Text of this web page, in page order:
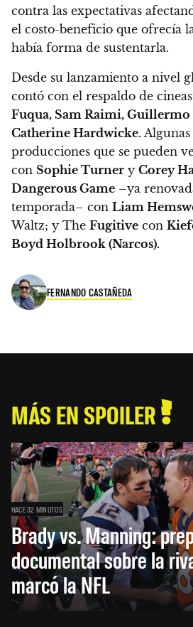
contra las expectativas
el costo-beneficio que ofrecía
había forma de sustentarla.
Desde su lanzamiento a nivel
contó con el respaldo de
Fuqua, Sam Raimi,
Catherine Hardwicke. Algunas
producciones que se pueden
con Sophie Turner y Corey
Dangerous Game –ya
temporada– con Liam
Waltz; y The Fugitive con
Boyd Holbrook (Narcos).
FERNANDO CASTAÑEDA
MÁS EN SPOILER
HACE 32 MINUTOS
Brady vs. Manning:
documental sobre la
marcó la NFL